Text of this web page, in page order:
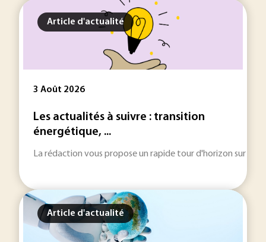
Article d'actualité
3 Août 2026
Les actualités à suivre : transition
énergétique, ...
La rédaction vous propose un rapide tour d'horizon sur les
Article d'actualité